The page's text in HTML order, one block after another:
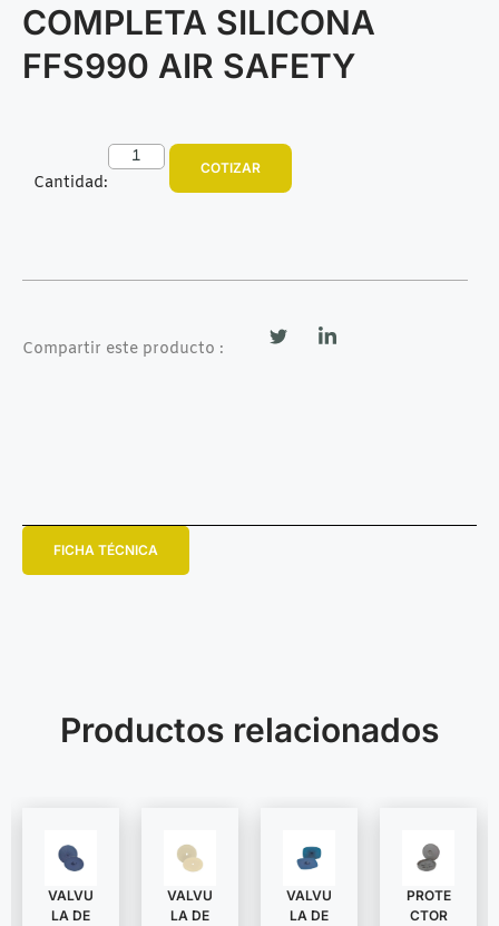
COMPLETA SILICONA
FFS990 AIR SAFETY
Cantidad:
COTIZAR
Compartir este producto :
FICHA TÉCNICA
Productos relacionados
VALVU
LA DE
VALVU
LA DE
VALVU
LA DE
PROTE
CTOR